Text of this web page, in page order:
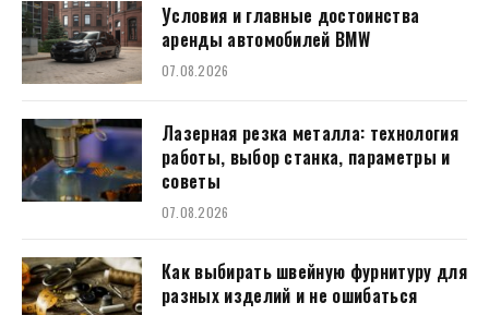
Условия и главные достоинства
аренды автомобилей BMW
07.08.2026
Лазерная резка металла: технология
работы, выбор станка, параметры и
советы
07.08.2026
Как выбирать швейную фурнитуру для
разных изделий и не ошибаться